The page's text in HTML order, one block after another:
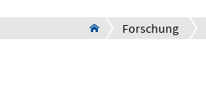
Forschung